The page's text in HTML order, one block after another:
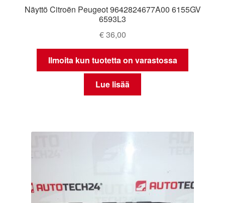
Näyttö Citroën Peugeot 9642824677A00 6155GV
6593L3
€36,00
Ilmoita kun tuotetta on varastossa
Lue lisää